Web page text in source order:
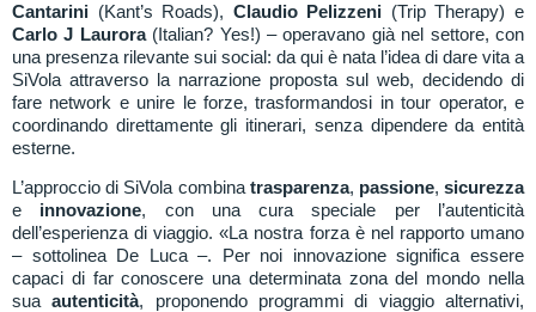
Cantarini (Kant’s Roads), Claudio Pelizzeni (Trip Therapy) e
Carlo J Laurora(Italian? Yes!) – operavano già nel settore, con
una presenza rilevante sui social: da qui è nata l’idea di dare vita a
SiVola attraverso la narrazione proposta sul web, decidendo di
fare network e unire le forze, trasformandosi in tour operator, e
coordinando direttamente gli itinerari, senza dipendere da entità
esterne.
L’approccio di SiVola combina trasparenza, passione,sicurezza
e innovazione, con una cura speciale per l’autenticità
dell’esperienza di viaggio. «La nostra forza è nel rapporto umano
– sottolinea De Luca –.
Per noi innovazione significa essere
capaci di far conoscere una determinata zona del mondo nella
suaautenticità, proponendo programmi di viaggio alternativi,